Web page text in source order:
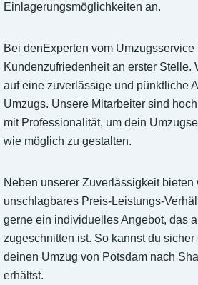
Einlagerungsmöglichkeiten an.
Bei denExperten vom
Kundenzufriedenheit an erster Stelle.
auf eine zuverlässige und pünktliche
Umzugs. Unsere Mitarbeiter sind
mit Professionalität, um dein
wie möglich zu gestalten.
Neben unserer Zuverlässigkeit bieten
unschlagbares Preis-Leistungs-
gerne ein individuelles Angebot, das
zugeschnitten ist. So kannst du sicher
deinen Umzug von Potsdam nach
erhältst.